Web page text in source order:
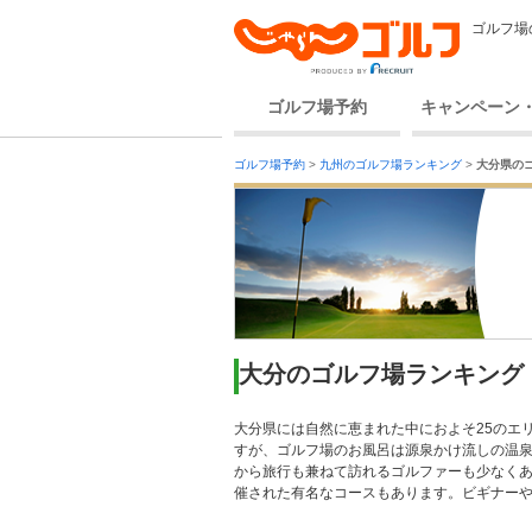
ゴルフ
ゴルフ場予約 キャンペーン
ゴルフ場予約 > 九州のゴルフ場ランキング > 大分県の
大分のゴルフ場ランキング
大分県には自然に恵まれた中におよそ25のエ
すが、ゴルフ場のお風呂は源泉かけ流しの温
から旅行も兼ねて訪れるゴルファーも少なく
催された有名なコースもあります。ビギナー